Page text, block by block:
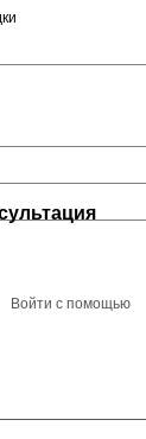
Войти с помощью